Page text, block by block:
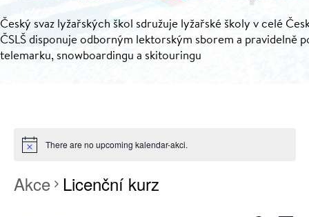
Český svaz lyžařských škol sdružuje lyžařské školy v celé
ČSLŠ disponuje odborným lektorským sborem a pravidelně
telemarku, snowboardingu a skitouringu
There are no upcoming kalendar-akci.
Akce Licenční kurz